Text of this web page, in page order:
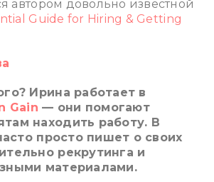
автором довольно известной
Guide for Hiring & Getting
Ирина работает в
Gain — они помогают
находить работу. В
просто пишет о своих
рекрутинга и
материалами.